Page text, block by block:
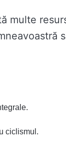
multe
ciclismul.